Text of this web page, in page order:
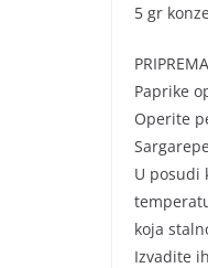
5 gr
PRIPREMA
Paprike
Operite
U posudi
koja
Izvadite